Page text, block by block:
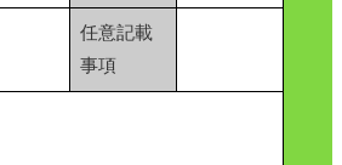
任意記載
事項